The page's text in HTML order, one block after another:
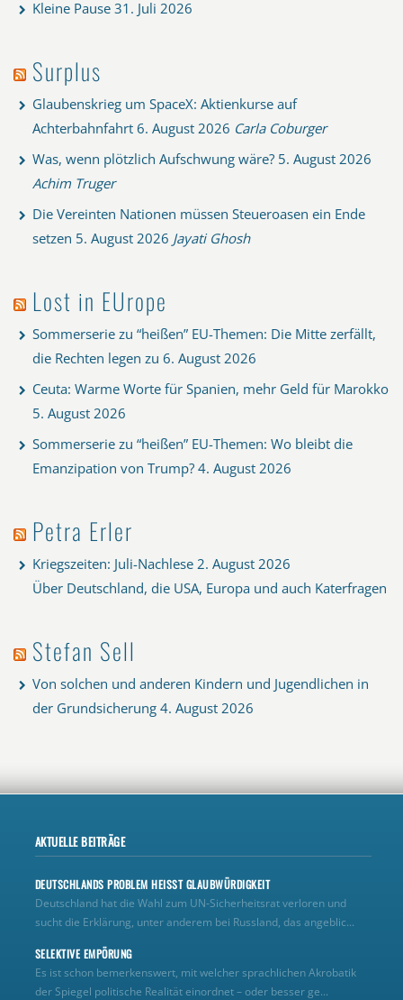
Kleine Pause 31. Juli 2026
Surplus
Glaubenskrieg um SpaceX: Aktienkurse auf
Achterbahnfahrt 6. August 2026 Carla Coburger
Was, wenn plötzlich Aufschwung wäre? 5. August 2026
Achim Truger
Die Vereinten Nationen müssen Steueroasen ein Ende
setzen 5. August 2026 Jayati Ghosh
Lost in EUrope
Sommerserie zu “heißen” EU-Themen: Die Mitte zerfällt,
die Rechten legen zu 6. August 2026
Ceuta: Warme Worte für Spanien, mehr Geld für Marokko
5. August 2026
Sommerserie zu “heißen” EU-Themen: Wo bleibt die
Emanzipation von Trump? 4. August 2026
Petra Erler
Kriegszeiten: Juli-Nachlese 2. August 2026
Über Deutschland, die USA, Europa und auch Katerfragen
Stefan Sell
Von solchen und anderen Kindern und Jugendlichen in
der Grundsicherung 4. August 2026
AKTUELLE BEITRÄGE
DEUTSCHLANDS PROBLEM HEISST GLAUBWÜRDIGKEIT
Deutschland hat die Wahl zum UN‑Sicherheitsrat verloren und
sucht die Erklärung, unter anderem bei Russland, das angeblic...
SELEKTIVE EMPÖRUNG
Es ist schon bemerkenswert, mit welcher sprachlichen Akrobatik
der Spiegel politische Realität einordnet – oder besser ge...